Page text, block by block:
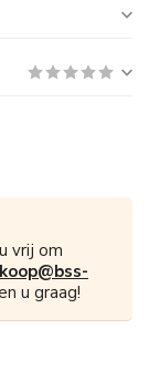
vrij om
u graag!